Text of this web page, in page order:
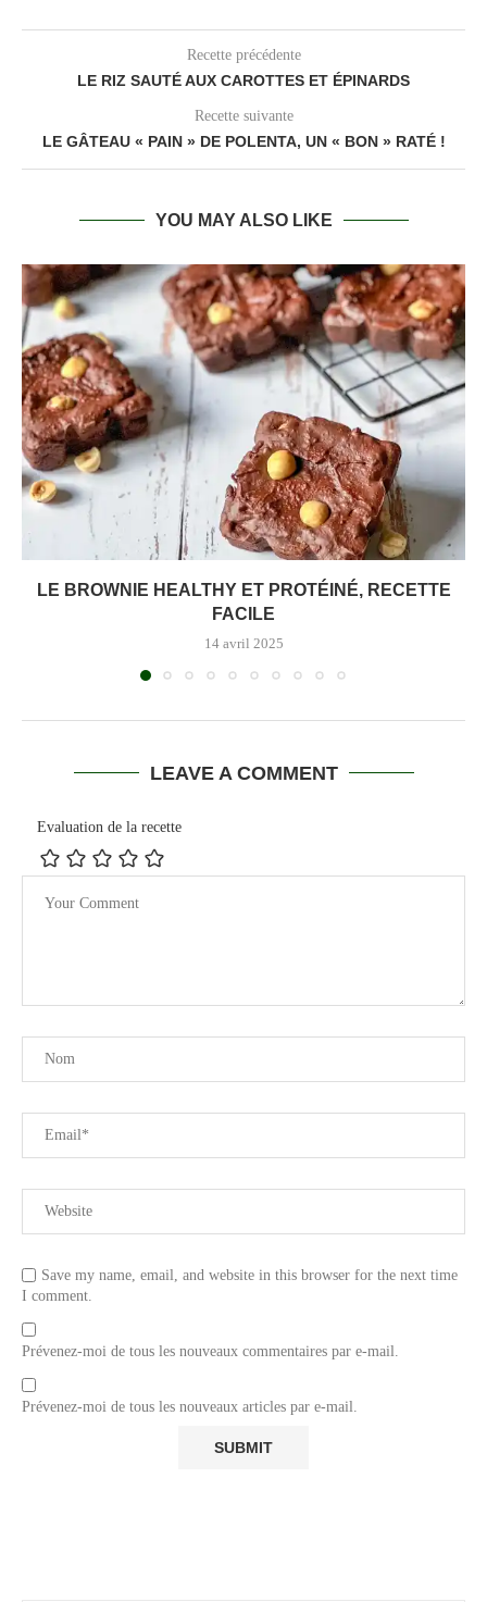
Recette précédente
LE RIZ SAUTÉ AUX CAROTTES ET ÉPINARDS
Recette suivante
LE GÂTEAU « PAIN » DE POLENTA, UN « BON » RATÉ !
YOU MAY ALSO LIKE
LE BROWNIE HEALTHY ET PROTÉINÉ, RECETTE
FACILE
14 avril 2025
LEAVE A COMMENT
Evaluation de la recette
Save my name, email, and website in this browser for the next time
I comment.
Prévenez-moi de tous les nouveaux commentaires par e-mail.
Prévenez-moi de tous les nouveaux articles par e-mail.